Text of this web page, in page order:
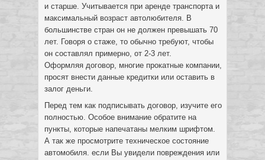
и старше. Учитывается при аренде транспорта и
максимальный возраст автолюбителя. В
большинстве стран он не должен превышать 70
лет. Говоря о стаже, то обычно требуют, чтобы
он составлял примерно, от 2-3 лет.
Оформляя договор, многие прокатные компании,
просят внести данные кредитки или оставить в
залог деньги.
Перед тем как подписывать договор, изучите его
полностью. Особое внимание обратите на
пункты, которые напечатаны мелким шрифтом.
А так же просмотрите техническое состояние
автомобиля. если Вы увидели повреждения или